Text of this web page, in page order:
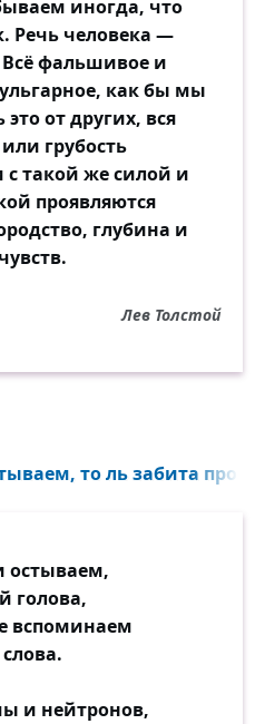
иногда, что
Речь человека —
Всё фальшивое и
как бы мы
от других, вся
грубость
с такой же силой и
проявляются
глубина и
Лев Толстой
то ль забита
остываем,
голова,
вспоминаем
и нейтронов,